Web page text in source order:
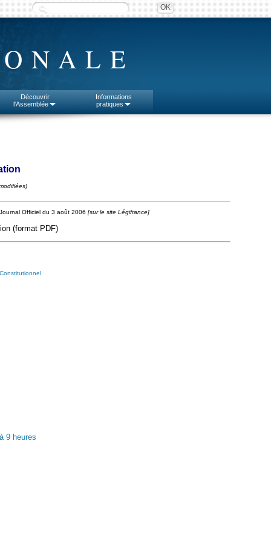
Découvrir
l'Assemblée
Informations
pratiques
Officiel du 3 août 2006 [sur le site Légifrance]
(format PDF)
9 heures